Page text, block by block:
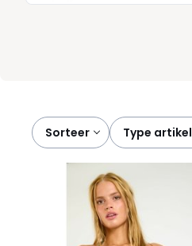
Sorteer
type artikel